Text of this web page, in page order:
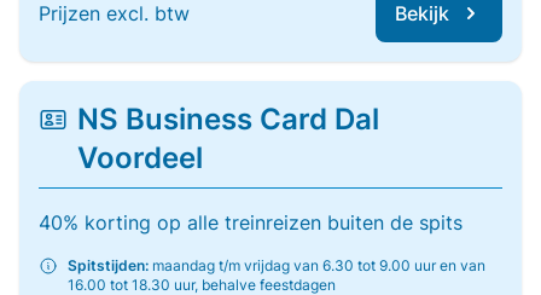
Prijzen excl. btw Bekijk
NS Business Card Dal
Voordeel
40% korting op alle treinreizen buiten de spits
Spitstijden: maandag t/m vrijdag van 6.30 tot 9.00 uur en van
16.00 tot 18.30 uur, behalve feestdagen